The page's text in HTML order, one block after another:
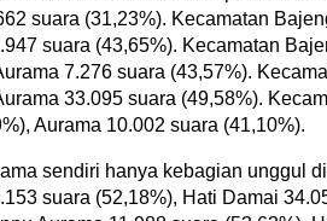
suara (31,23%). Kecamatan
suara (43,65%). Kecamatan
7.276 suara (43,57%).
33.095 suara (49,58%).
Aurama 10.002 suara (41,10%).
sendiri hanya kebagian unggul
suara (52,18%), Hati Damai